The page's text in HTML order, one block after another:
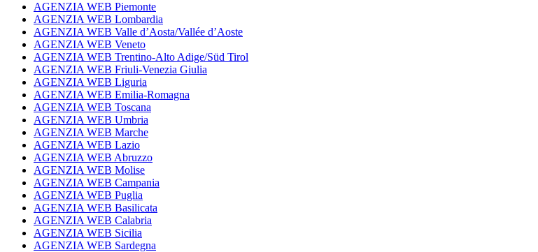
AGENZIA WEB Piemonte
AGENZIA WEB Lombardia
AGENZIA WEB Valle d’Aosta/Vallée d’Aoste
AGENZIA WEB Veneto
AGENZIA WEB Trentino-Alto Adige/Süd Tirol
AGENZIA WEB Friuli-Venezia Giulia
AGENZIA WEB Liguria
AGENZIA WEB Emilia-Romagna
AGENZIA WEB Toscana
AGENZIA WEB Umbria
AGENZIA WEB Marche
AGENZIA WEB Lazio
AGENZIA WEB Abruzzo
AGENZIA WEB Molise
AGENZIA WEB Campania
AGENZIA WEB Puglia
AGENZIA WEB Basilicata
AGENZIA WEB Calabria
AGENZIA WEB Sicilia
AGENZIA WEB Sardegna